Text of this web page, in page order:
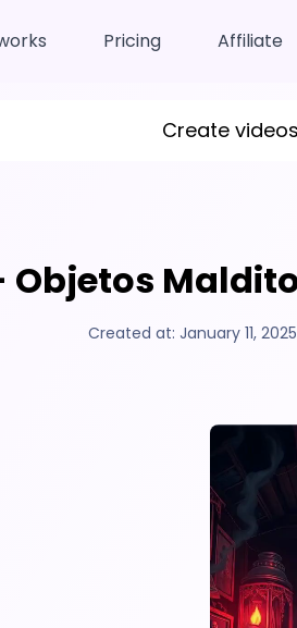
Pricing Affiliate
Create
Objetos
Created at: January 11,